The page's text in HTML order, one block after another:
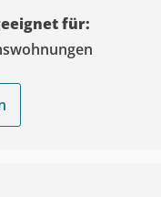
für: